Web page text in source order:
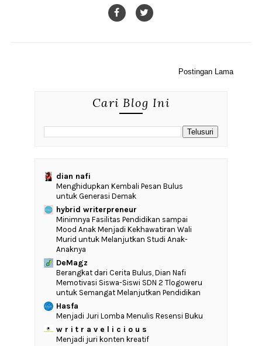
Postingan Lama
Cari Blog Ini
dian nafi
Menghidupkan Kembali Pesan Bulus
untuk Generasi Demak
hybrid writerpreneur
‎Minimnya Fasilitas Pendidikan sampai
Mood Anak Menjadi Kekhawatiran Wali
Murid untuk Melanjutkan Studi Anak-
Anaknya
DeMagz
‎Berangkat dari Cerita Bulus, Dian Nafi
Memotivasi Siswa-Siswi SDN 2 Tlogoweru
untuk Semangat Melanjutkan Pendidikan
Hasfa
Menjadi Juri Lomba Menulis Resensi Buku
w r i t r a v e l i c i o u s
Menjadi juri konten kreatif